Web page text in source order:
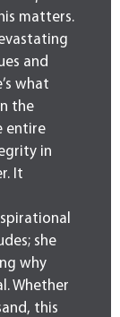
matters.
and
what
the
entire
in
It
she
why
Whether
this